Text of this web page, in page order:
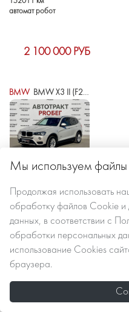
автомат робот
2 100 000 РУБ
BMW BMW X3 II (F25) РЕСТАЙЛИНГ
2015 г.в.
2 100 000 РУБ
EXEEDEXEED RX
Мы используем
Продолжая использовать
обработку файлов Сookie и
данных, в соответствии с
обработки персональных
использование Cookies
браузера.